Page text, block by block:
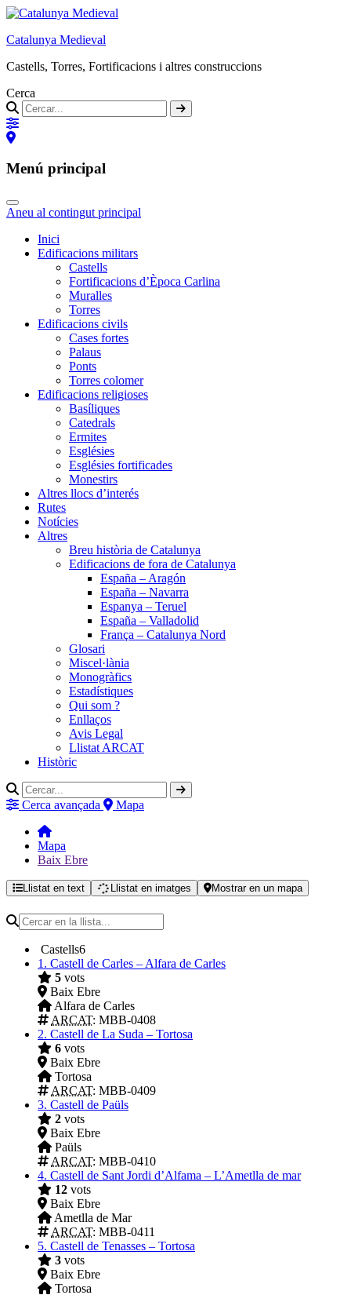
Catalunya Medieval
Castells, Torres, Fortificacions i altres construccions
Cerca
Menú principal
Aneu al contingut principal
Inici
Edificacions militars
Castells
Fortificacions d’Època Carlina
Muralles
Torres
Edificacions civils
Cases fortes
Palaus
Ponts
Torres colomer
Edificacions religioses
Basíliques
Catedrals
Ermites
Esglésies
Esglésies fortificades
Monestirs
Altres llocs d’interés
Rutes
Notícies
Altres
Breu història de Catalunya
Edificacions de fora de Catalunya
España – Aragón
España – Navarra
Espanya – Teruel
España – Valladolid
França – Catalunya Nord
Glosari
Miscel·lània
Monogràfics
Estadístiques
Qui som ?
Enllaços
Avis Legal
Llistat ARCAT
Històric
Cerca avançada Mapa
Mapa
Baix Ebre
Llistat en text Llistat en imatges Mostrar en un mapa
Castells6
1. Castell de Carles – Alfara de Carles
5 vots
Baix Ebre
Alfara de Carles
ARCAT: MBB-0408
2. Castell de La Suda – Tortosa
6 vots
Baix Ebre
Tortosa
ARCAT: MBB-0409
3. Castell de Paüls
2 vots
Baix Ebre
Paüls
ARCAT: MBB-0410
4. Castell de Sant Jordi d’Alfama – L’Ametlla de mar
12 vots
Baix Ebre
Ametlla de Mar
ARCAT: MBB-0411
5. Castell de Tenasses – Tortosa
3 vots
Baix Ebre
Tortosa